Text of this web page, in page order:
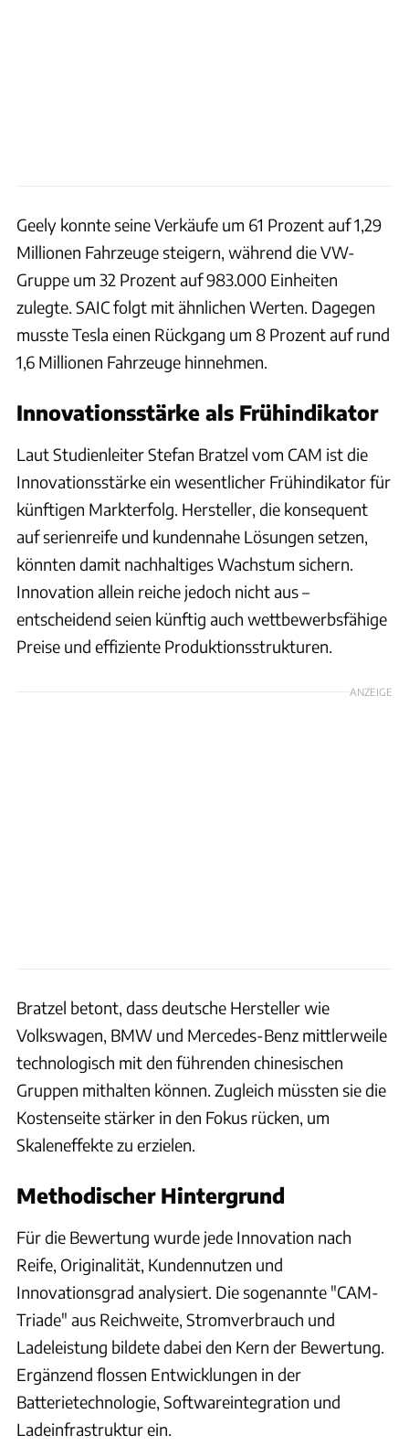
Geely konnte seine Verkäufe um 61 Prozent auf 1,29
Millionen Fahrzeuge steigern, während die VW-
Gruppe um 32 Prozent auf 983.000 Einheiten
zulegte. SAIC folgt mit ähnlichen Werten. Dagegen
musste Tesla einen Rückgang um 8 Prozent auf rund
1,6 Millionen Fahrzeuge hinnehmen.
Innovationsstärke als Frühindikator
Laut Studienleiter Stefan Bratzel vom CAM ist die
Innovationsstärke ein wesentlicher Frühindikator für
künftigen Markterfolg. Hersteller, die konsequent
auf serienreife und kundennahe Lösungen setzen,
könnten damit nachhaltiges Wachstum sichern.
Innovation allein reiche jedoch nicht aus –
entscheidend seien künftig auch wettbewerbsfähige
Preise und effiziente Produktionsstrukturen.
ANZEIGE
Bratzel betont, dass deutsche Hersteller wie
Volkswagen, BMW und Mercedes-Benz mittlerweile
technologisch mit den führenden chinesischen
Gruppen mithalten können. Zugleich müssten sie die
Kostenseite stärker in den Fokus rücken, um
Skaleneffekte zu erzielen.
Methodischer Hintergrund
Für die Bewertung wurde jede Innovation nach
Reife, Originalität, Kundennutzen und
Innovationsgrad analysiert. Die sogenannte "CAM-
Triade" aus Reichweite, Stromverbrauch und
Ladeleistung bildete dabei den Kern der Bewertung.
Ergänzend flossen Entwicklungen in der
Batterietechnologie, Softwareintegration und
Ladeinfrastruktur ein.